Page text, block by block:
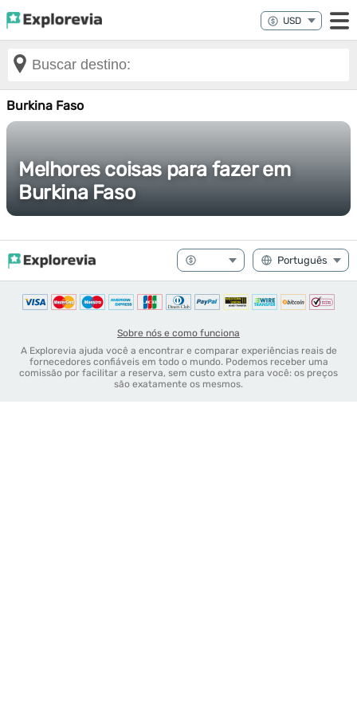
Burkina Faso
Melhores coisas para fazer em
Burkina Faso
Sobre nós e como funciona
A Explorevia ajuda você a encontrar e comparar experiências reais de
fornecedores confiáveis em todo o mundo. Podemos receber uma
comissão por facilitar a reserva, sem custo extra para você: os preços
são exatamente os mesmos.